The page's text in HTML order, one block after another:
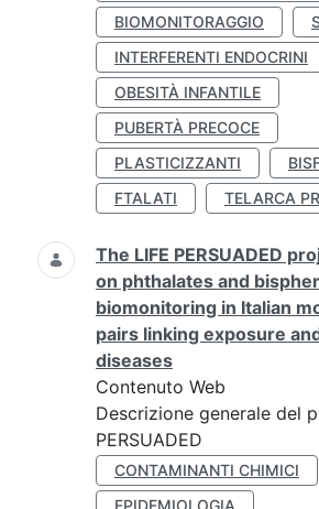
BIOMONITORAGGIO
INTERFERENTI ENDOCRINI
OBESITÀ INFANTILE
PUBERTÀ PRECOCE
PLASTICIZZANTI
FTALATI
TELARCA
The LIFE PERSUADED
on phthalates and
biomonitoring in Italian
pairs linking exposure
diseases
Contenuto Web
Descrizione generale del
PERSUADED
CONTAMINANTI CHIMICI
EPIDEMIOLOGIA